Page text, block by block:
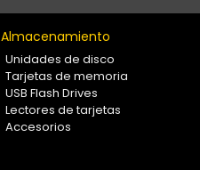
Almacenamiento
Unidades de disco
Tarjetas de memoria
USB Flash Drives
Lectores de tarjetas
Accesorios